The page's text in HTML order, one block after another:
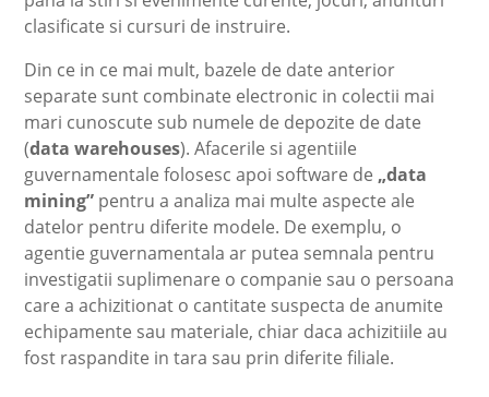
clasificate si cursuri de instruire.
Din ce in ce mai mult, bazele de date anterior
separate sunt combinate electronic in colectii mai
mari cunoscute sub numele de depozite de date
(data warehouses). Afacerile si agentiile
guvernamentale folosesc apoi software de „data
mining” pentru a analiza mai multe aspecte ale
datelor pentru diferite modele. De exemplu, o
agentie guvernamentala ar putea semnala pentru
investigatii suplimenare o companie sau o persoana
care a achizitionat o cantitate suspecta de anumite
echipamente sau materiale, chiar daca achizitiile au
fost raspandite in tara sau prin diferite filiale.